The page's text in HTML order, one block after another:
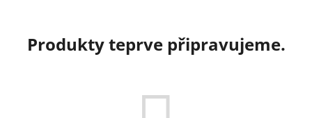
Produkty teprve připravujeme.